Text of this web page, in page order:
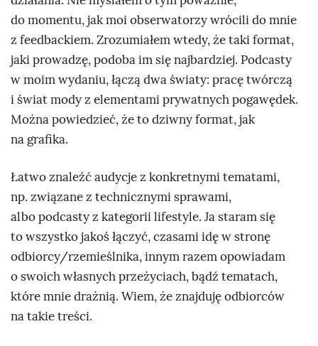
do momentu, jak moi obserwatorzy wrócili do mnie
z feedbackiem. Zrozumiałem wtedy, że taki format,
jaki prowadzę, podoba im się najbardziej. Podcasty
w moim wydaniu, łączą dwa światy: pracę twórczą
i świat mody z elementami prywatnych pogawędek.
Można powiedzieć, że to dziwny format, jak
na grafika.
Łatwo znaleźć audycje z konkretnymi tematami,
np. związane z technicznymi sprawami,
albo podcasty z kategorii lifestyle. Ja staram się
to wszystko jakoś łączyć, czasami idę w stronę
odbiorcy/rzemieślnika, innym razem opowiadam
o swoich własnych przeżyciach, bądź tematach,
które mnie drażnią. Wiem, że znajduję odbiorców
na takie treści.